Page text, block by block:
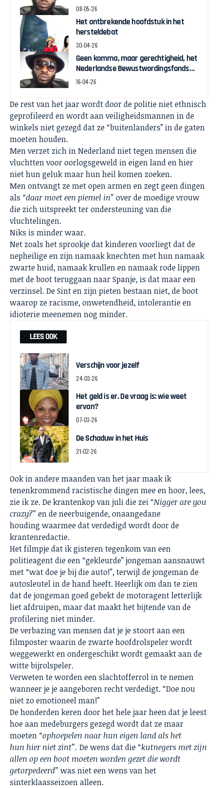
herstelgelden
08-05-26
Het ontbrekende hoofdstuk in het
hersteldebat
30-04-26
Geen komma, maar gerechtigheid, het
Nederlandse Bewustwordingsfonds
en de strijd om zeggenschap
16-04-26
De rest van het jaar wordt door de politie niet ethnisch
geprofileerd en wordt aan veiligheidsmannen in de
winkels niet gezegd dat ze “buitenlanders” in de gaten
moeten houden.
Men verzet zich in Nederland niet tegen mensen die
vluchtten voor oorlogsgeweld in eigen land en hier
niet hun geluk maar hun heil komen zoeken.
Men ontvangt ze met open armen en zegt geen dingen
als “daar moet een piemel in” over de moedige vrouw
die zich uitspreekt ter ondersteuning van die
vluchtelingen.
Niks is minder waar.
Net zoals het sprookje dat kinderen voorliegt dat de
nepheilige en zijn namaak knechten met hun namaak
zwarte huid, namaak krullen en namaak rode lippen
met de boot teruggaan naar Spanje, is dat maar een
verzinsel. De Sint en zijn pieten bestaan niet, de boot
waarop ze racisme, onwetendheid, intolerantie en
idioterie meenemen nog minder.
LEES OOK
Verschijn voor jezelf
24-03-26
Het geld is er. De vraag is: wie weet
ervan?
07-03-26
De Schaduw in het Huis
21-02-26
Ook in andere maanden van het jaar maak ik
tenenkrommend racistische dingen mee en hoor, lees,
zie ik ze. De krantenkop van juli die zei “Nigger are you
crazy?” en de neerbuigende, onaangedane
houding waarmee dat verdedigd wordt door de
krantenredactie.
Het filmpje dat ik gisteren tegenkom van een
politieagent die een “gekleurde” jongeman aansnauwt
met “wat doe je bij die auto!”, terwijl de jongeman de
autosleutel in de hand heeft. Heerlijk om dan te zien
dat de jongeman goed gebekt de motoragent letterlijk
liet afdruipen, maar dat maakt het bijtende van de
profilering niet minder.
De verbazing van mensen dat je je stoort aan een
filmposter waarin de zwarte hoofdrolspeler wordt
weggewerkt en ondergeschikt wordt gemaakt aan de
witte bijrolspeler.
Verweten te worden een slachtofferrol in te nemen
wanneer je je aangeboren recht verdedigt. “Doe nou
niet zo emotioneel man!”
De honderden keren door het hele jaar heen dat je leest
hoe aan medeburgers gezegd wordt dat ze maar
moeten “ophoepelen naar hun eigen land als het
hun hier niet zint”. De wens dat die “kutnegers met zijn
allen op een boot moeten worden gezet die wordt
getorpedeerd” was niet een wens van het
sinterklaasseizoen alleen.